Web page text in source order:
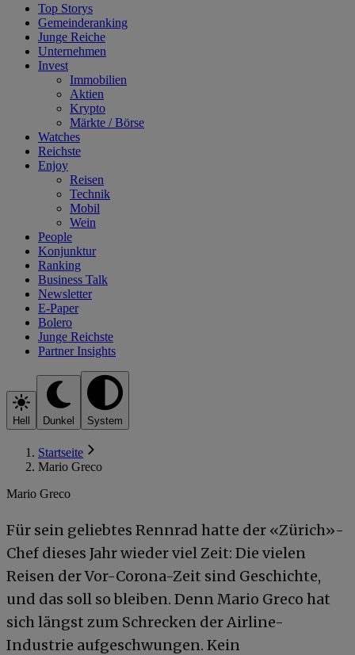
Top Storys
Gemeinderanking
Junge Reiche
Unternehmen
Invest
Immobilien
Aktien
Krypto
Märkte / Börse
Watches
Reichste
Enjoy
Reisen
Technik
Mobil
Wein
People
Konjunktur
Ranking
Business Talk
Newsletter
E-Paper
Bolero
Junge Reichste
Partner Insights
Hell Dunkel System
Startseite
Mario Greco
Mario Greco
Für sein geliebtes Rennrad hatte der «Zürich»-
Chef dieses Jahr wieder viel Zeit: Die vielen
Reisen der Vor-Corona-Zeit sind Geschichte,
und das soll so bleiben. Denn Mario Greco hat
sich längst zum Schrecken der Airline-
Industrie aufgeschwungen. Kein